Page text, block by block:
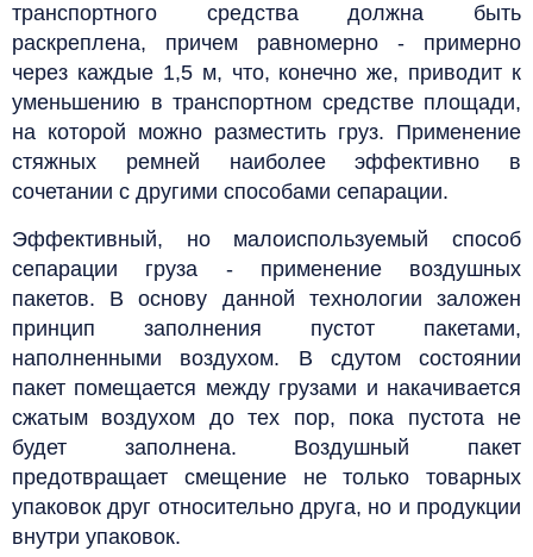
транспортного средства должна быть
раскреплена, причем равномерно - примерно
через каждые 1,5 м, что, конечно же, приводит к
уменьшению в транспортном средстве площади,
на которой можно разместить груз. Применение
стяжных ремней наиболее эффективно в
сочетании с другими способами сепарации.
Эффективный, но малоиспользуемый способ
сепарации груза - применение воздушных
пакетов. В основу данной технологии заложен
принцип заполнения пустот пакетами,
наполненными воздухом. В сдутом состоянии
пакет помещается между грузами и накачивается
сжатым воздухом до тех пор, пока пустота не
будет заполнена. Воздушный пакет
предотвращает смещение не только товарных
упаковок друг относительно друга, но и продукции
внутри упаковок.